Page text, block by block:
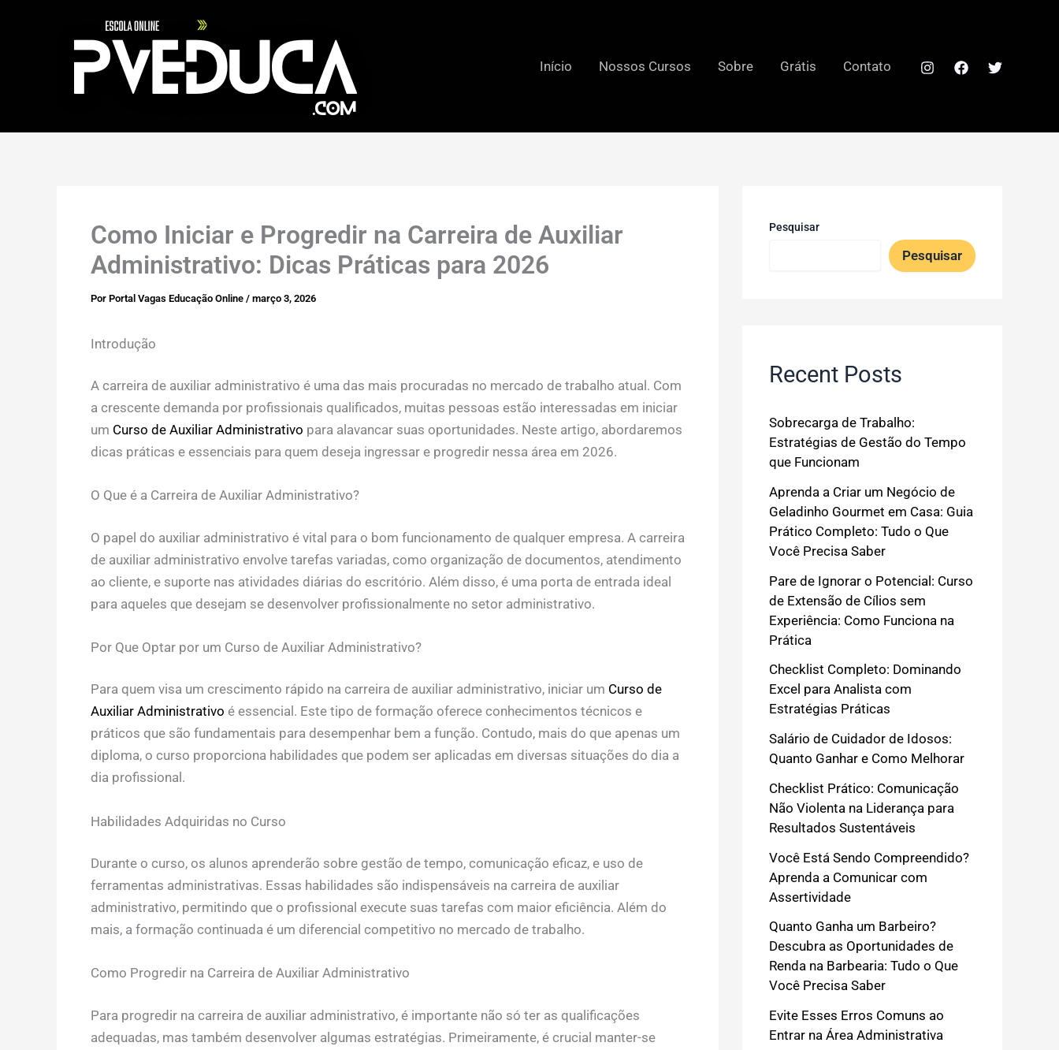
Início Nossos Cursos Sobre Grátis Contato
Como Iniciar e Progredir na Carreira de Auxiliar
Administrativo: Dicas Práticas para 2026
Por Portal Vagas Educação Online / março 3, 2026
Introdução
A carreira de auxiliar administrativo é uma das mais procuradas no mercado de trabalho atual. Com
a crescente demanda por profissionais qualificados, muitas pessoas estão interessadas em iniciar
um Curso de Auxiliar Administrativo para alavancar suas oportunidades. Neste artigo, abordaremos
dicas práticas e essenciais para quem deseja ingressar e progredir nessa área em 2026.
O Que é a Carreira de Auxiliar Administrativo?
O papel do auxiliar administrativo é vital para o bom funcionamento de qualquer empresa. A carreira
de auxiliar administrativo envolve tarefas variadas, como organização de documentos, atendimento
ao cliente, e suporte nas atividades diárias do escritório. Além disso, é uma porta de entrada ideal
para aqueles que desejam se desenvolver profissionalmente no setor administrativo.
Por Que Optar por um Curso de Auxiliar Administrativo?
Para quem visa um crescimento rápido na carreira de auxiliar administrativo, iniciar um Curso de
Auxiliar Administrativo é essencial. Este tipo de formação oferece conhecimentos técnicos e
práticos que são fundamentais para desempenhar bem a função. Contudo, mais do que apenas um
diploma, o curso proporciona habilidades que podem ser aplicadas em diversas situações do dia a
dia profissional.
Habilidades Adquiridas no Curso
Durante o curso, os alunos aprenderão sobre gestão de tempo, comunicação eficaz, e uso de
ferramentas administrativas. Essas habilidades são indispensáveis na carreira de auxiliar
administrativo, permitindo que o profissional execute suas tarefas com maior eficiência. Além do
mais, a formação continuada é um diferencial competitivo no mercado de trabalho.
Como Progredir na Carreira de Auxiliar Administrativo
Para progredir na carreira de auxiliar administrativo, é importante não só ter as qualificações
adequadas, mas também desenvolver algumas estratégias. Primeiramente, é crucial manter-se
Pesquisar
Pesquisar
Recent Posts
Sobrecarga de Trabalho:
Estratégias de Gestão do Tempo
que Funcionam
Aprenda a Criar um Negócio de
Geladinho Gourmet em Casa: Guia
Prático Completo: Tudo o Que
Você Precisa Saber
Pare de Ignorar o Potencial: Curso
de Extensão de Cílios sem
Experiência: Como Funciona na
Prática
Checklist Completo: Dominando
Excel para Analista com
Estratégias Práticas
Salário de Cuidador de Idosos:
Quanto Ganhar e Como Melhorar
Checklist Prático: Comunicação
Não Violenta na Liderança para
Resultados Sustentáveis
Você Está Sendo Compreendido?
Aprenda a Comunicar com
Assertividade
Quanto Ganha um Barbeiro?
Descubra as Oportunidades de
Renda na Barbearia: Tudo o Que
Você Precisa Saber
Evite Esses Erros Comuns ao
Entrar na Área Administrativa